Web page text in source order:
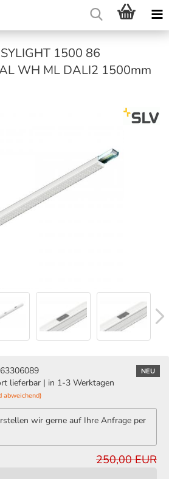
1500 86
WH ML DALI2 1500mm
NEU
lieferbar | in 1-3 Werktagen
abweichend)
wir gerne auf Ihre Anfrage per
250,00 EUR